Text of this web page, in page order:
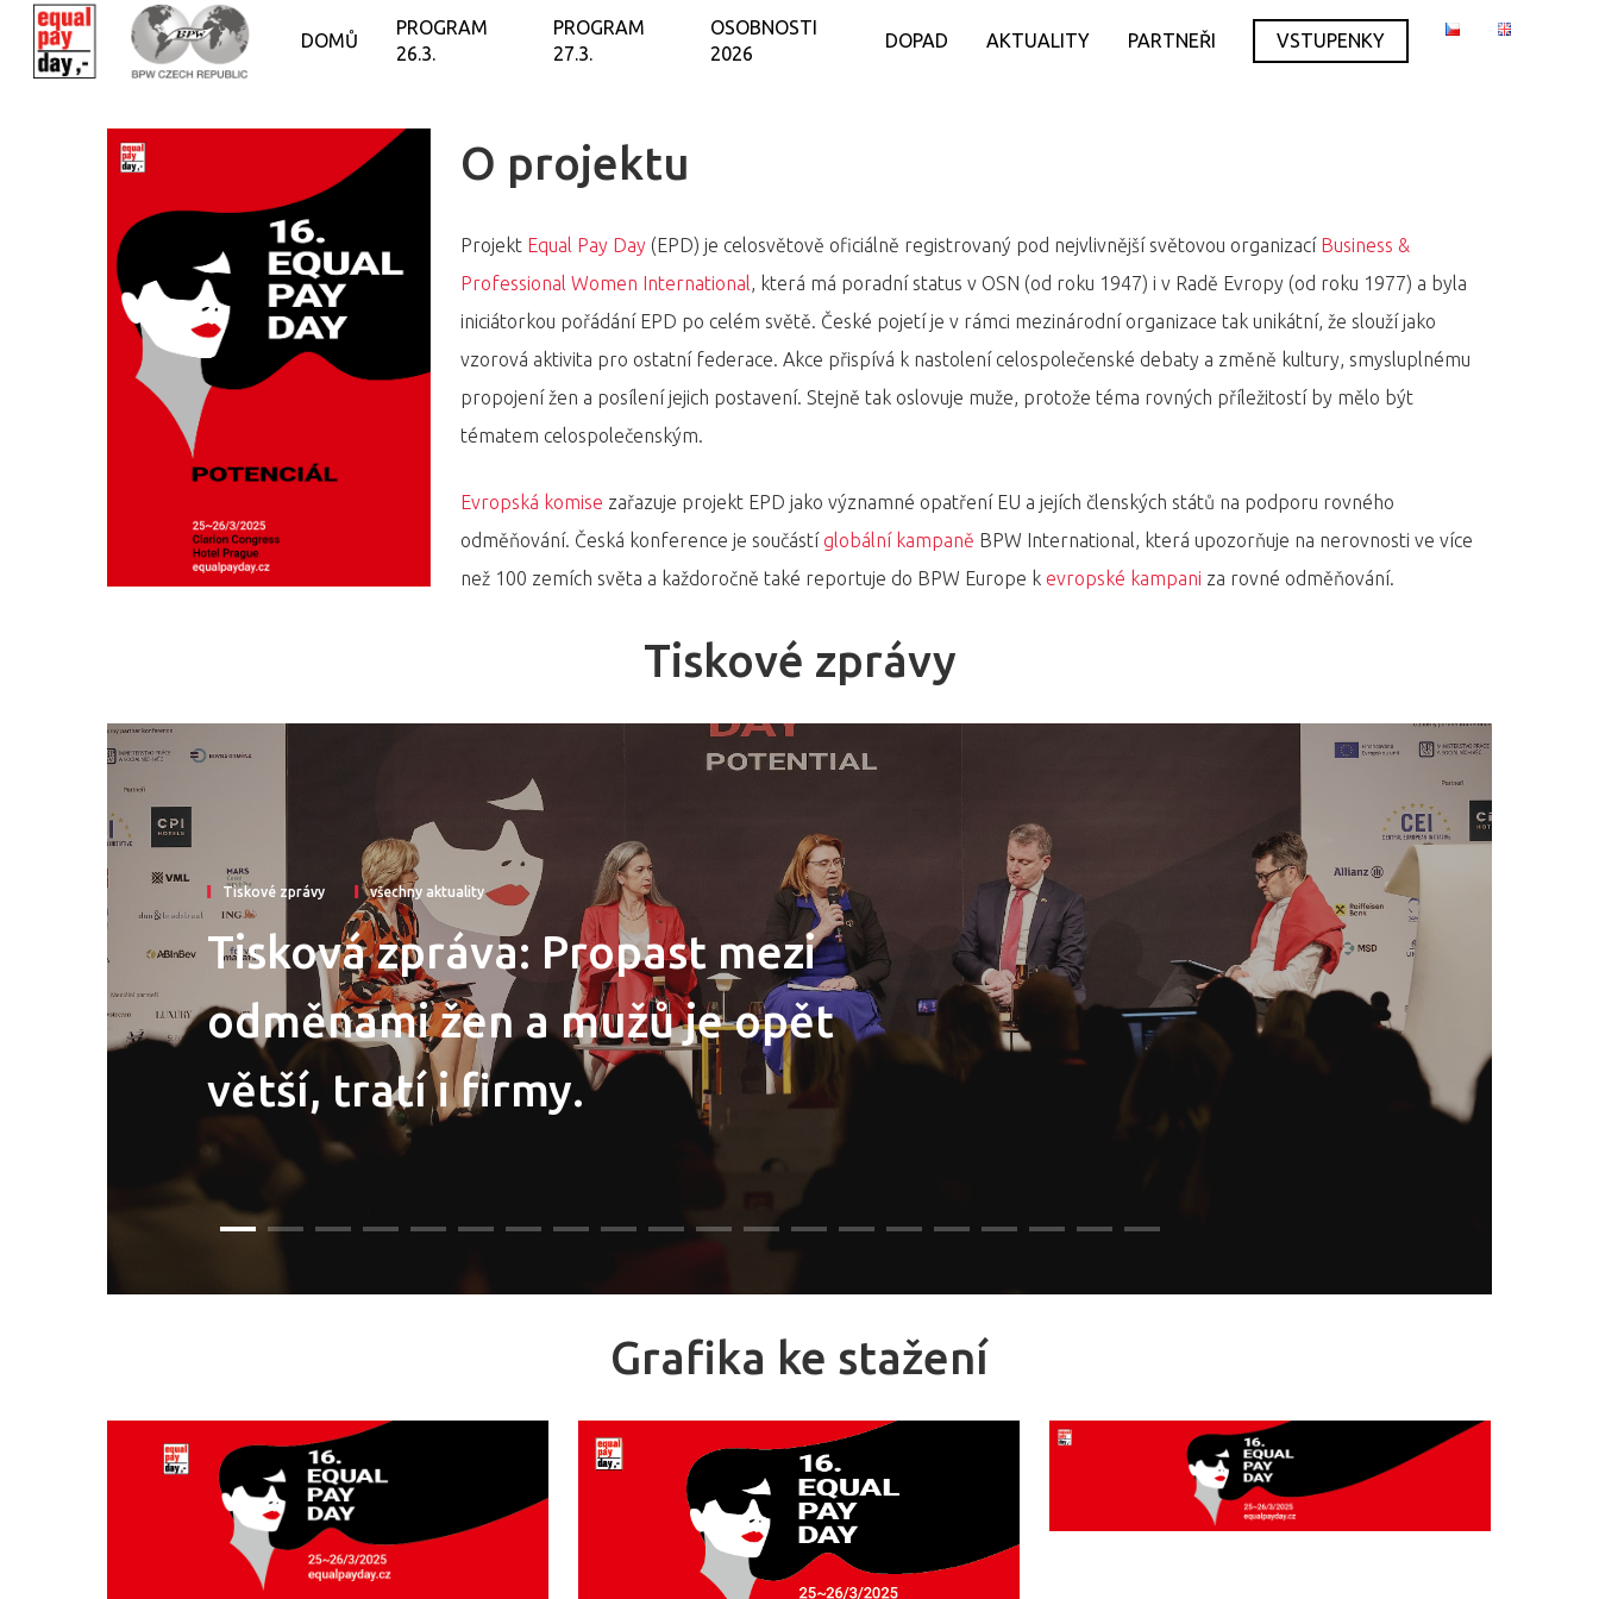
DOMŮ
PROGRAM
26.3.
PROGRAM
27.3.
OSOBNOSTI
2026
DOPAD AKTUALITY PARTNEŘI VSTUPENKY
O projektu
Projekt Equal Pay Day (EPD) je celosvětově oficiálně registrovaný pod nejvlivnější světovou organizací Business &
Professional Women International, která má poradní status v OSN (od roku 1947) i v Radě Evropy (od roku 1977) a byla
iniciátorkou pořádání EPD po celém světě. České pojetí je v rámci mezinárodní organizace tak unikátní, že slouží jako
vzorová aktivita pro ostatní federace. Akce přispívá k nastolení celospolečenské debaty a změně kultury, smysluplnému
propojení žen a posílení jejich postavení. Stejně tak oslovuje muže, protože téma rovných příležitostí by mělo být
tématem celospolečenským.
Evropská komise zařazuje projekt EPD jako významné opatření EU a jejích členských států na podporu rovného
odměňování. Česká konference je součástíglobální kampaně BPW International, která upozorňuje na nerovnosti ve více
než 100 zemích světa a každoročně také reportuje do BPW Europe k evropské kampani za rovné odměňování.
Tiskové zprávy
Tiskové zprávy všechny aktuality
Tisková zpráva: Propast mezi
odměnami žen a mužů je opět
větší, tratí i firmy.
Grafika ke stažení